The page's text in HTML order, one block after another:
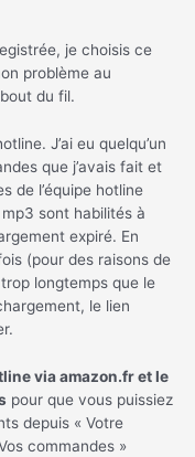
je choisis ce
problème au
du fil.
J’ai eu quelqu’un
que j’avais fait et
de l’équipe hotline
sont habilités à
expiré. En
(pour des raisons de
longtemps que le
le lien
via amazon.fr et le
pour que vous puissiez
depuis « Votre
commandes »